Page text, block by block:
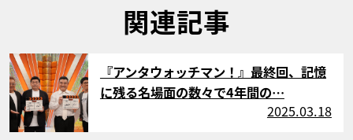
関連記事
サムネイル
『アンタウォッチマン！』最終回、記憶
に残る名場面の数々で4年間の…
2025.03.18